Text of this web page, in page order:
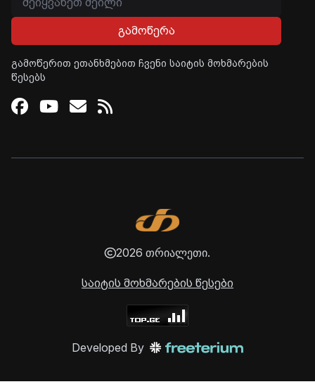
გამოწერა
გამოწერით ეთანხმებით ჩვენი საიტის მოხმარების
წესებს
Facebook
Youtube
Email
RSS
2026 თრიალეთი.
საიტის მოხმარების წესები
Developed By